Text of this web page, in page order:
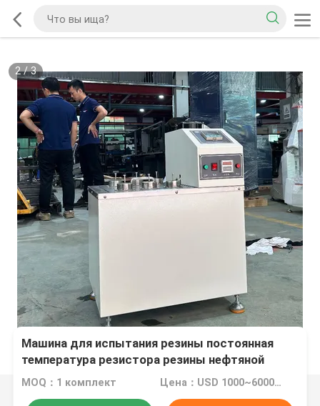
2/3
Машина для испытания резины постоянная
температура резистора резины нефтяной
резервуар со стандартной ISO-1817
испытательной чашечкой No 6
MOQ：1 комплект Цена：USD 1000~6000/per set